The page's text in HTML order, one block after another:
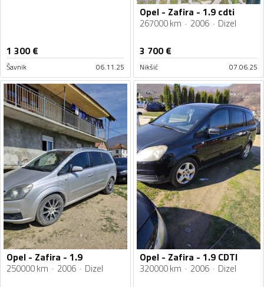
1 300€
Šavnik 06.11.25
Opel - Zafira - 1.9 cdti
267000 km 2006 Dizel
3 700€
Nikšić 07.06.25
Opel - Zafira - 1.9
250000 km 2006 Dizel
Opel - Zafira - 1.9 CDTI
320000 km 2006 Dizel